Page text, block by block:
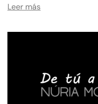
Leer más